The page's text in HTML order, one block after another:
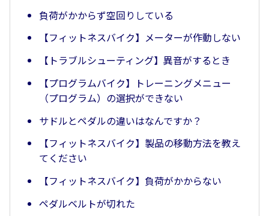
負荷がかからず空回りしている
【フィットネスバイク】メーターが作動しない
【トラブルシューティング】異音がするとき
【プログラムバイク】トレーニングメニュー
（プログラム）の選択ができない
サドルとペダルの違いはなんですか？
【フィットネスバイク】製品の移動方法を教え
てください
【フィットネスバイク】負荷がかからない
ペダルベルトが切れた